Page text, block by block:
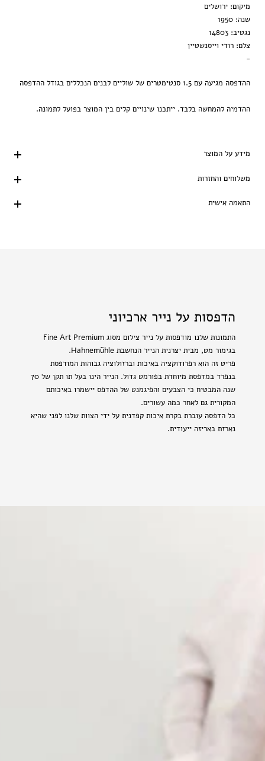
הדפסה בלבד
מיקום: ירושלים
שנה: 1950
נגטיב: 14803
צלם: רודי וייסנשטיין
-
ההדפסה מגיעה עם 1.5 סנטימטרים של שוליים לבנים הנכללים בגודל ההדפסה
ההדמיה להמחשה בלבד. ייתכנו שינויים קלים בין המוצר בפועל לתמונה.
מידע על המוצר
משלוחים והחזרות
התאמה אישית
הדפסות על נייר ארכיוני
התמונות שלנו מודפסות על נייר צילום מסוג Fine Art Premium
בגימור מט, מבית יצרנית הנייר הנחשבת Hahnemühle.
פריט זה הוא רפרודוקציה באיכות וברזולוציה גבוהות המודפסת
בנפרד במדפסת מיוחדת בפורמט גדול. הנייר הינו בעל תו תקן של 70
שנה המבטיח כי הצבעים והפיגמנט של ההדפס יישמרו באיכותם
המקורית גם לאחר כמה עשורים.
כל הדפסה עוברת בקרת איכות קפדנית על ידי הצוות שלנו לפני שהיא
נארזת באריזה ייעודית.